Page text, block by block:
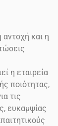
αντοχή και η
η εταιρεία
ποιότητας,
τις
ευκαμψίας